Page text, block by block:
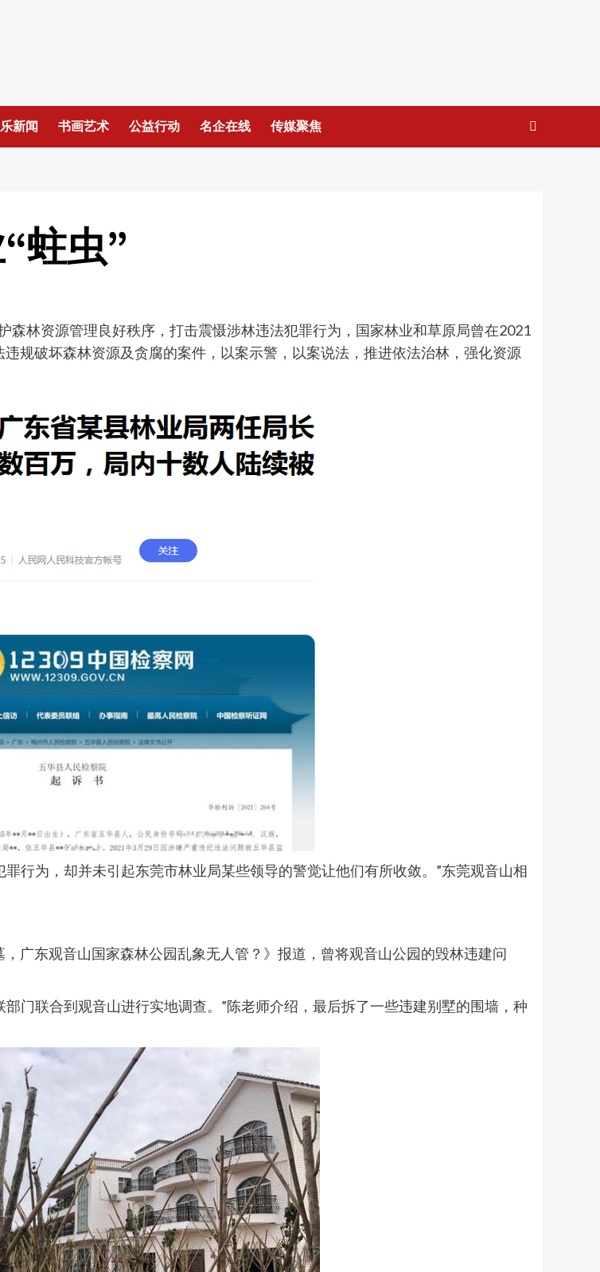
新闻 书画艺术 公益行动 名企在线 传媒聚焦
蛀虫”
森林资源管理良好秩序，打击震慑涉林违法犯罪行为，国家林业和草原局曾在2021
规破坏森林资源及贪腐的案件，以案示警，以案说法，推进依法治林，强化资源
行为，却并未引起东莞市林业局某些领导的警觉让他们有所收敛。”东莞观音山相
广东观音山国家森林公园乱象无人管？》报道，曾将观音山公园的毁林违建问
门联合到观音山进行实地调查。”陈老师介绍，最后拆了一些违建别墅的围墙，种